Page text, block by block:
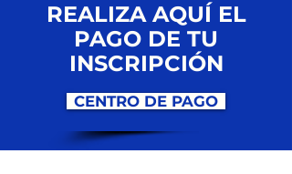
REALIZA AQUÍ EL
PAGO DE TU
INSCRIPCIÓN
CENTRO DE PAGO